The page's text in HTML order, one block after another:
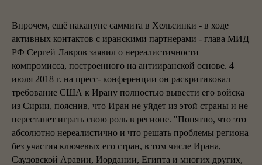
Впрочем, ещё накануне саммита в Хельсинки - в ходе
активных контактов с иранскими партнерами - глава МИД
РФ Сергей Лавров заявил о нереалистичности
компромисса, построенного на антииранской основе. 4
июля 2018 г. на пресс- конференции он раскритиковал
требование США к Ирану полностью вывести его войска
из Сирии, пояснив, что Иран не уйдет из этой страны и не
перестанет играть свою роль в регионе. "Понятно, что это
абсолютно нереалистично и что решать проблемы региона
без участия ключевых его стран, в том числе Ирана,
Саудовской Аравии, Иордании, Египта и многих других,